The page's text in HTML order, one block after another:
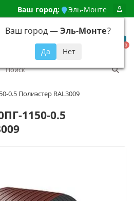
Ваш город: Эль-Монте
Ваш город —Эль-Монте?
648-92-94
0
0.5 Полиэстер RAL3009
1150-0.5